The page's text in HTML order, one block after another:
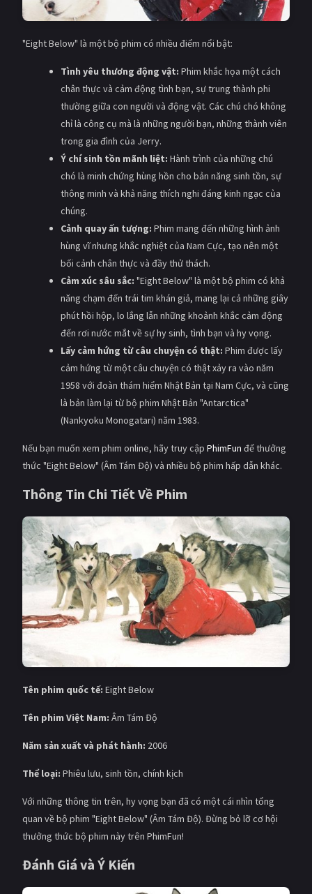
"Eight Below" là một bộ phim có nhiều điểm nổi bật:
Tình yêu thương động vật: Phim khắc họa một cách
chân thực và cảm động tình bạn, sự trung thành phi
thường giữa con người và động vật. Các chú chó không
chỉ là công cụ mà là những người bạn, những thành viên
trong gia đình của Jerry.
Ý chí sinh tồn mãnh liệt: Hành trình của những chú
chó là minh chứng hùng hồn cho bản năng sinh tồn, sự
thông minh và khả năng thích nghi đáng kinh ngạc của
chúng.
Cảnh quay ấn tượng: Phim mang đến những hình ảnh
hùng vĩ nhưng khắc nghiệt của Nam Cực, tạo nên một
bối cảnh chân thực và đầy thử thách.
Cảm xúc sâu sắc: "Eight Below" là một bộ phim có khả
năng chạm đến trái tim khán giả, mang lại cả những giây
phút hồi hộp, lo lắng lẫn những khoảnh khắc cảm động
đến rơi nước mắt về sự hy sinh, tình bạn và hy vọng.
Lấy cảm hứng từ câu chuyện có thật: Phim được lấy
cảm hứng từ một câu chuyện có thật xảy ra vào năm
1958 với đoàn thám hiểm Nhật Bản tại Nam Cực, và cũng
là bản làm lại từ bộ phim Nhật Bản "Antarctica"
(Nankyoku Monogatari) năm 1983.
Nếu bạn muốn xem phim online, hãy truy cập PhimFun để thưởng
thức "Eight Below" (Âm Tám Độ) và nhiều bộ phim hấp dẫn khác.
Thông Tin Chi Tiết Về Phim
Tên phim quốc tế: Eight Below
Tên phim Việt Nam: Âm Tám Độ
Năm sản xuất và phát hành: 2006
Thể loại: Phiêu lưu, sinh tồn, chính kịch
Với những thông tin trên, hy vọng bạn đã có một cái nhìn tổng
quan về bộ phim "Eight Below" (Âm Tám Độ). Đừng bỏ lỡ cơ hội
thưởng thức bộ phim này trên PhimFun!
Đánh Giá và Ý Kiến